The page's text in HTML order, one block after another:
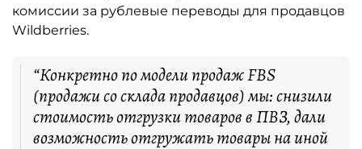
комиссии за рублевые переводы для продавцов
Wildberries.
“Конкретно по модели продаж FBS
(продажи со склада продавцов) мы: снизили
стоимость отгрузки товаров в ПВЗ, дали
возможность отгружать товары на иной